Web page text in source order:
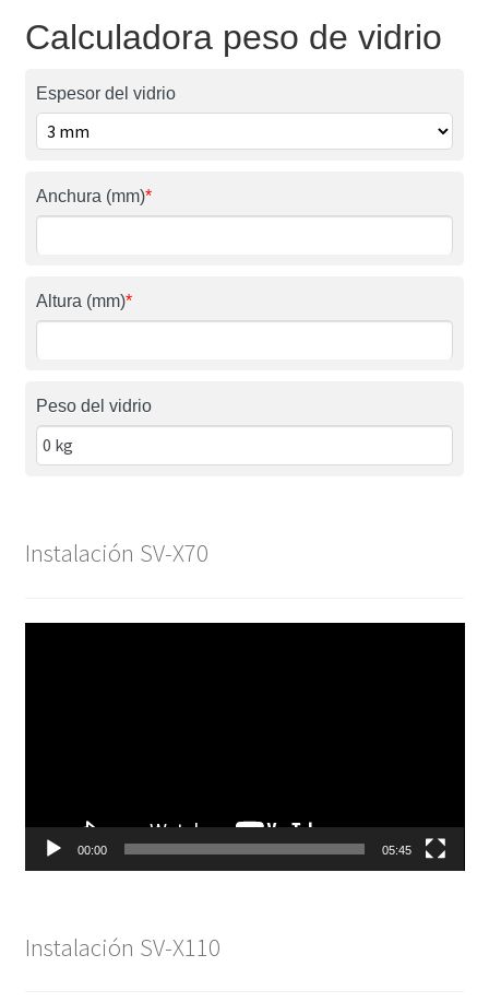
Calculadora peso de vidrio
Espesor del vidrio
Anchura (mm)*
Altura (mm)*
Peso del vidrio
Instalación SV-X70
00:00 05:45
Instalación SV-X110